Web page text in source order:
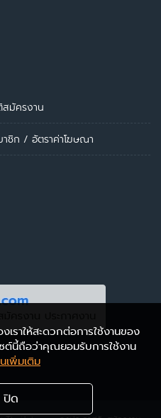
สมัครงาน
ชิก / อัตราค่าโฆษณา
ราให้สะดวกต่อการใช้งานของ
ต์นี้ถือว่าคุณยอมรับการใช้งาน
เพิ่มเติม
ปิด